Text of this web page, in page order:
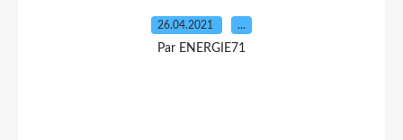
26.04.2021 …
Par ENERGIE71